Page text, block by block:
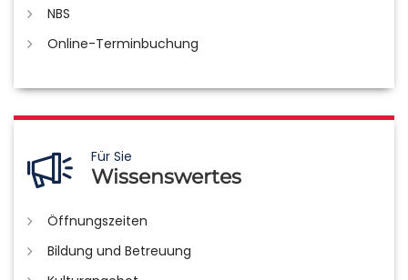
NBS
Online-Terminbuchung
Für Sie
Wissenswertes
Öffnungszeiten
Bildung und Betreuung